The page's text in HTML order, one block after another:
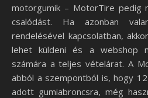
motorgumik – MotorTire pedig
csalódást. Ha azonban
rendelésével kapcsolatban,
lehet küldeni és a webshop
számára a teljes vételárat. A
abból a szempontból is, hogy
adott gumiabroncsra, még